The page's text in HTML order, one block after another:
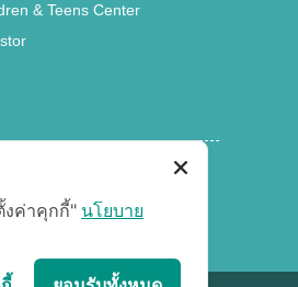
& Teens Center
งค่าคุกกี้" นโยบาย